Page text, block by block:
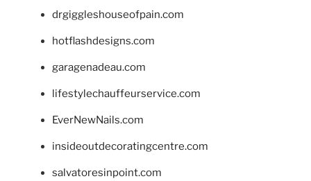
drgiggleshouseofpain.com
hotflashdesigns.com
garagenadeau.com
lifestylechauffeurservice.com
EverNewNails.com
insideoutdecoratingcentre.com
salvatoresinpoint.com